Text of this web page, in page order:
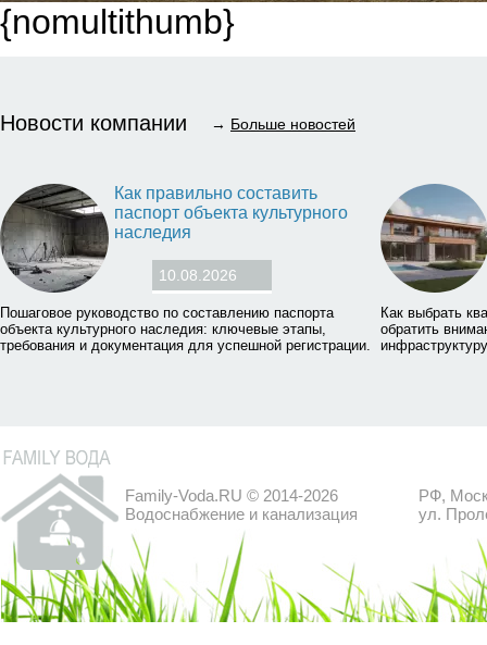
{nomultithumb}
Новости компании → Больше новостей
Как правильно составить
паспорт объекта культурного
наследия
10.08.2026
Пошаговое руководство по составлению паспорта
объекта культурного наследия: ключевые этапы,
требования и документация для успешной регистрации.
Как выбрать
обратить
Family-Voda.RU © 2014-2026
Водоснабжение и канализация
РФ,
ул.